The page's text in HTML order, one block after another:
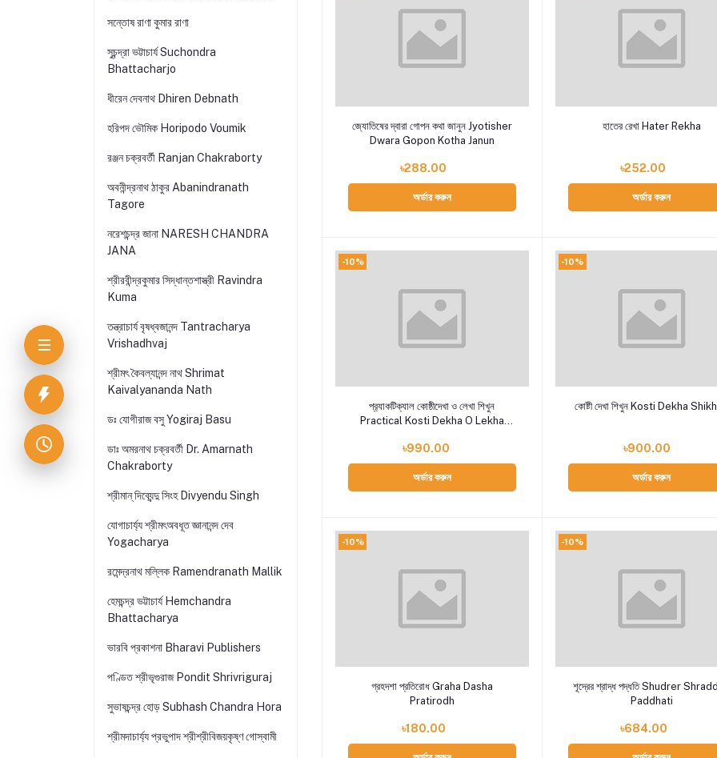
সন্তোষ রাণা কুমার রাণা
সুচন্দ্রা ভট্টাচার্য Suchondra
Bhattacharjo
ধীরেন দেবনাথ Dhiren Debnath
হরিপদ ভৌমিক Horipodo Voumik
রঞ্জন চক্রবর্তী Ranjan Chakraborty
অবনীন্দ্রনাথ ঠাকুর Abanindranath
Tagore
নরেশচন্দ্র জানা NARESH CHANDRA
JANA
শ্রীরবীন্দ্রকুমার সিদ্ধান্তশাস্ত্রী Ravindra
Kuma
তন্ত্রাচার্য বৃষধ্বজানন্দ Tantracharya
Vrishadhvaj
শ্রীমৎ কৈবল্যানন্দ নাথ Shrimat
Kaivalyananda Nath
ডঃ যোগীরাজ বসু Yogiraj Basu
ডাঃ অমরনাথ চক্রবর্তী Dr. Amarnath
Chakraborty
শ্রীমান্ দিব্যেন্দু সিংহ Divyendu Singh
যোগাচার্য্য শ্রীমৎঅবধূত জ্ঞানানন্দ দেব
Yogacharya
রমেন্দ্রনাথ মল্লিক Ramendranath Mallik
হেমচন্দ্র ভট্টাচার্য Hemchandra
Bhattacharya
ভারবি প্রকাশনা Bharavi Publishers
পণ্ডিত শ্রীভৃগুরাজ Pondit Shrivriguraj
সুভাষচন্দ্র হোড় Subhash Chandra Hora
শ্রীমদাচার্য্য প্রভুপাদ শ্রীশ্রীবিজয়কৃষ্ণ গোস্বামী
Add to cart
জ্যোতিষের দ্বারা গোপন কথা জানুন Jyotisher
Dwara Gopon Kotha Janun
৳288.00
অর্ডার করুন
Add to cart
হাতের রেখা Hater Rekha
৳252.00
অর্ডার করুন
-10%
Add to cart
প্র‍্যাকটিক্যাল কোষ্ঠীদেখা ও লেখা শিখুন
Practical Kosti Dekha O Lekha
৳990.00
অর্ডার করুন
-10%
Add to cart
কোষ্টী দেখা শিখুন Kosti Dekha
৳900.00
অর্ডার করুন
-10%
Add to cart
গ্রহদশা প্রতিরোধ Graha Dasha
Pratirodh
৳180.00
-10%
Add to cart
শূদ্রের শ্রাদ্ধ পদ্ধতি Shudrer
Paddhati
৳684.00